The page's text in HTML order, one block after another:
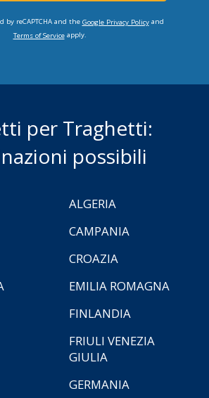
by reCAPTCHA and the Google Privacy Policyand
Terms of Serviceapply.
per Traghetti:
possibili
ALGERIA
CAMPANIA
CROAZIA
EMILIA ROMAGNA
FINLANDIA
FRIULI VENEZIA
GIULIA
GERMANIA